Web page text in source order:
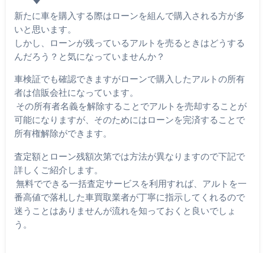
新たに車を購入する際はローンを組んで購入される方が多
いと思います。
しかし、ローンが残っているアルトを売るときはどうする
んだろう？と気になっていませんか？
車検証でも確認できますがローンで購入したアルトの所有
者は信販会社になっています。
その所有者名義を解除することでアルトを売却することが
可能になりますが、そのためにはローンを完済することで
所有権解除ができます。
査定額とローン残額次第では方法が異なりますので下記で
詳しくご紹介します。
無料でできる一括査定サービスを利用すれば、アルトを一
番高値で落札した車買取業者が丁寧に指示してくれるので
迷うことはありませんが流れを知っておくと良いでしょ
う。